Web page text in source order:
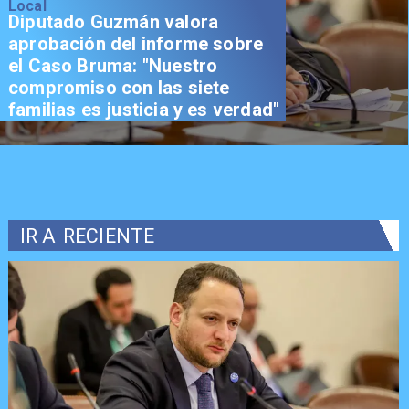
Local
Diputado Guzmán valora
aprobación del informe sobre
el Caso Bruma: "Nuestro
compromiso con las siete
familias es justicia y es verdad"
IR A RECIENTE